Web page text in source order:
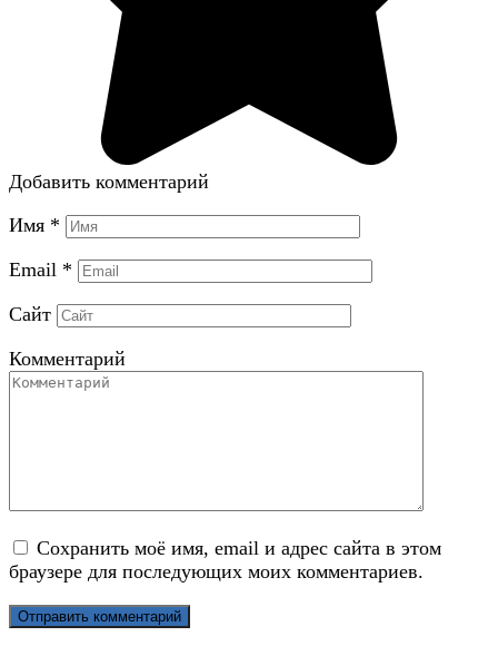
Добавить комментарий
Имя *
Email *
Сайт
Комментарий
Сохранить моё имя, email и адрес сайта в этом
браузере для последующих моих комментариев.